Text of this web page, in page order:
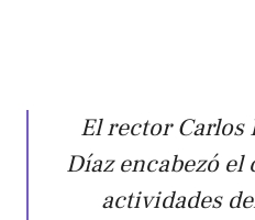
El rector Carlos
Díaz encabezó
actividades